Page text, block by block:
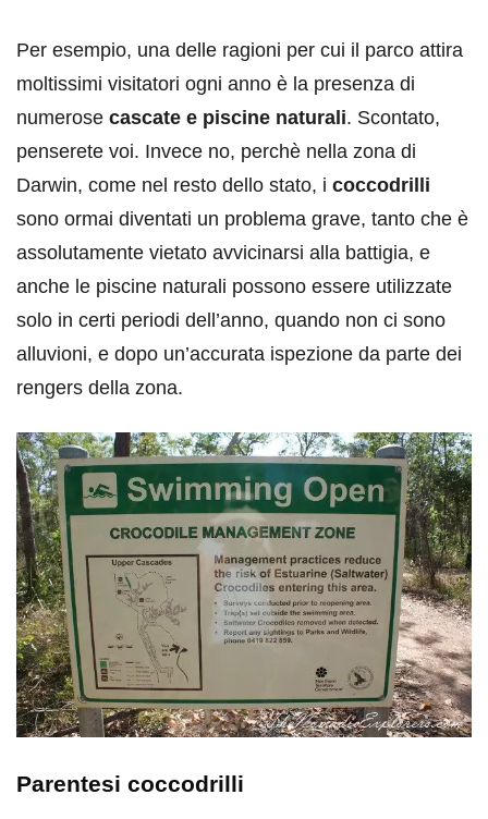
Per esempio, una delle ragioni per cui il parco attira
moltissimi visitatori ogni anno è la presenza di
numerose cascate e piscine naturali. Scontato,
penserete voi. Invece no, perchè nella zona di
Darwin, come nel resto dello stato, i coccodrilli
sono ormai diventati un problema grave, tanto che è
assolutamente vietato avvicinarsi alla battigia, e
anche le piscine naturali possono essere utilizzate
solo in certi periodi dell’anno, quando non ci sono
alluvioni, e dopo un’accurata ispezione da parte dei
rengers della zona.
Parentesi coccodrilli